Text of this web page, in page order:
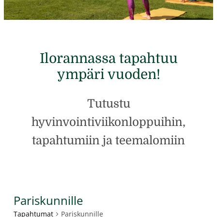
Ilorannassa tapahtuu
ympäri vuoden!
Tutustu
hyvinvointiviikonloppuihin,
tapahtumiin ja teemalomiin
Pariskunnille
Tapahtumat Pariskunnille